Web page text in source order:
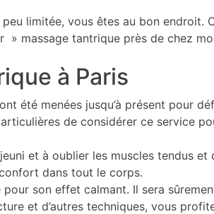
limitée, vous êtes au bon
massage tantrique près de chez
à Paris
été menées jusqu’à présent pour
de considérer ce service
et à oublier les muscles tendus
dans tout le corps.
son effet calmant. Il sera
et d’autres techniques, vous